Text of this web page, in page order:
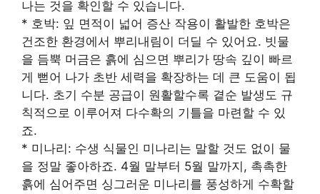
나는 것을 확인할 수 있습니다.
* 호박: 잎 면적이 넓어 증산 작용이 활발한 호박은
건조한 환경에서 뿌리내림이 더딜 수 있어요. 빗물
을 듬뿍 머금은 흙에 심으면 뿌리가 땅속 깊이 빠르
게 뻗어 나가 초반 세력을 확장하는 데 큰 도움이 됩
니다. 초기 수분 공급이 원활할수록 곁순 발생도 규
칙적으로 이루어져 다수확의 기틀을 마련할 수 있
죠.
* 미나리: 수생 식물인 미나리는 말할 것도 없이 물
을 정말 좋아하죠. 4월 말부터 5월 말까지, 촉촉한
흙에 심어주면 싱그러운 미나리를 풍성하게 수확할